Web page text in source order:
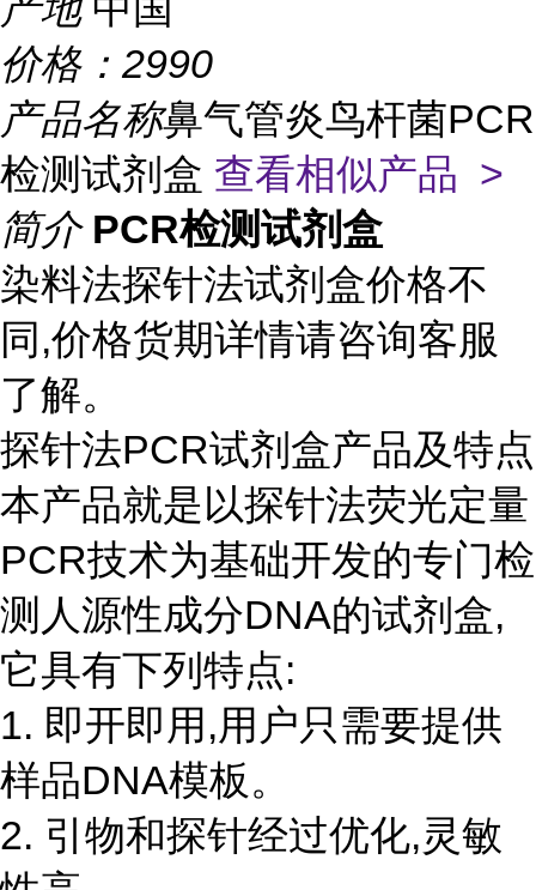
价格： 2990
产品名称鼻气管炎鸟杆菌PCR
检测试剂盒 查看相似产品 >
简介 PCR检测试剂盒
染料法探针法试剂盒价格不
同,价格货期详情请咨询客服
了解。
探针法PCR试剂盒产品及特点
本产品就是以探针法荧光定量
PCR技术为基础开发的专门检
测人源性成分DNA的试剂盒,
它具有下列特点:
1. 即开即用,用户只需要提供
样品DNA模板。
2. 引物和探针经过优化,灵敏